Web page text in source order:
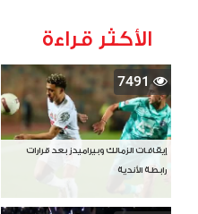
الأكثر قراءة
7491
إيقافات الزمالك وبيراميدز بعد قرارات
رابطة الأندية